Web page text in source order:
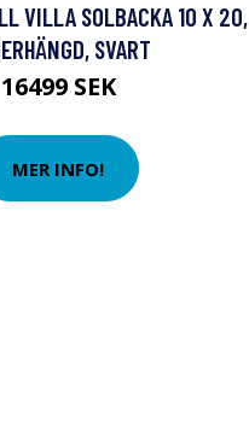
VILLA SOLBACKA 10 X 20,
SVART
16499 SEK
MER INFO!